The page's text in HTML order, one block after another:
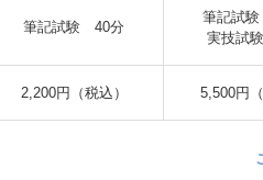
筆記試験 40分
筆記試
実技試
2,200円（税込） 5,500円